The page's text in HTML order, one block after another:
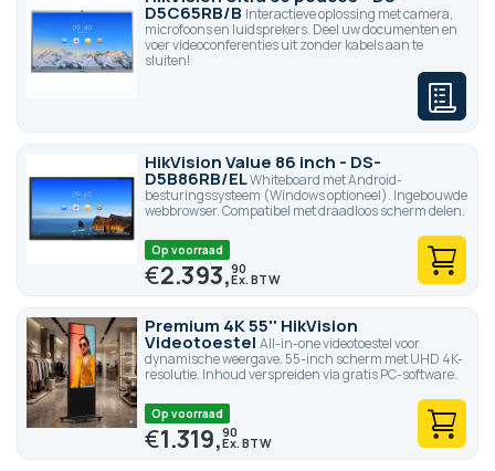
D5C65RB/B Interactieve oplossing met camera,
microfoons en luidsprekers. Deel uw documenten en
voer videoconferenties uit zonder kabels aan te
sluiten!
HikVision Value 86 inch - DS-
D5B86RB/ELWhiteboard met Android-
besturingssysteem (Windows optioneel). Ingebouwde
webbrowser. Compatibel met draadloos scherm delen.
Op voorraad
€2.393,90
Premium 4K 55'' HikVision
Videotoestel All-in-one videotoestel voor
dynamische weergave. 55-inch scherm met UHD 4K-
resolutie. Inhoud verspreiden via gratis PC-software.
Op voorraad
€1.319,90